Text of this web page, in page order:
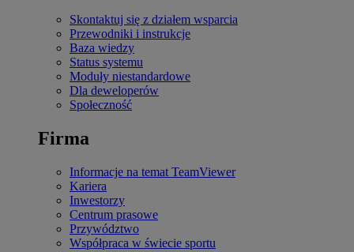
Skontaktuj się z działem wsparcia
Przewodniki i instrukcje
Baza wiedzy
Status systemu
Moduły niestandardowe
Dla deweloperów
Społeczność
Firma
Informacje na temat TeamViewer
Kariera
Inwestorzy
Centrum prasowe
Przywództwo
Współpraca w świecie sportu